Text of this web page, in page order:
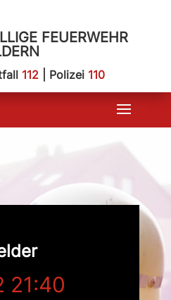
FEUERWEHR
112| Polizei 110
21:40